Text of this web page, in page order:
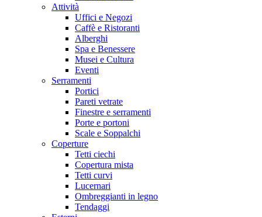
Attività
Uffici e Negozi
Caffè e Ristoranti
Alberghi
Spa e Benessere
Musei e Cultura
Eventi
Serramenti
Portici
Pareti vetrate
Finestre e serramenti
Porte e portoni
Scale e Soppalchi
Coperture
Tetti ciechi
Copertura mista
Tetti curvi
Lucernari
Ombreggianti in legno
Tendaggi